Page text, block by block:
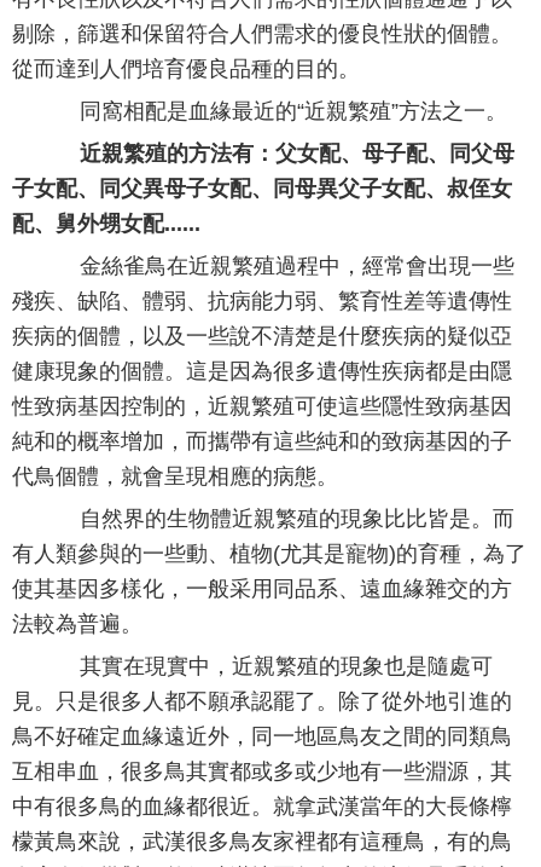
剔除，篩選和保留符合人們需求的優良性狀的個體。
從而達到人們培育優良品種的目的。
同窩相配是血緣最近的“近親繁殖”方法之一。
近親繁殖的方法有：父女配、母子配、同父母
子女配、同父異母子女配、同母異父子女配、叔侄女
配、舅外甥女配......
金絲雀鳥在近親繁殖過程中，經常會出現一些
殘疾、缺陷、體弱、抗病能力弱、繁育性差等遺傳性
疾病的個體，以及一些說不清楚是什麼疾病的疑似亞
健康現象的個體。這是因為很多遺傳性疾病都是由隱
性致病基因控制的，近親繁殖可使這些隱性致病基因
純和的概率增加，而攜帶有這些純和的致病基因的子
代鳥個體，就會呈現相應的病態。
自然界的生物體近親繁殖的現象比比皆是。而
有人類參與的一些動、植物(尤其是寵物)的育種，為了
使其基因多樣化，一般采用同品系、遠血緣雜交的方
法較為普遍。
其實在現實中，近親繁殖的現象也是隨處可
見。只是很多人都不願承認罷了。除了從外地引進的
鳥不好確定血緣遠近外，同一地區鳥友之間的同類鳥
互相串血，很多鳥其實都或多或少地有一些淵源，其
中有很多鳥的血緣都很近。就拿武漢當年的大長條檸
檬黃鳥來說，武漢很多鳥友家裡都有這種鳥，有的鳥